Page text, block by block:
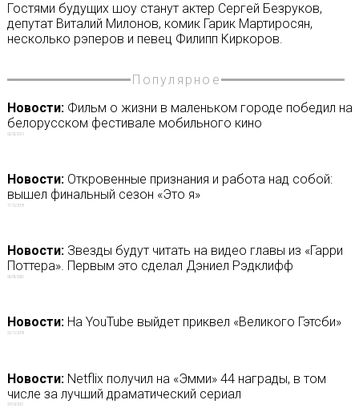
Гостями будущих шоу станут актер Сергей Безруков,
депутат Виталий Милонов, комик Гарик Мартиросян,
несколько рэперов и певец Филипп Киркоров.
Популярное
Новости:Фильм о жизни в маленьком городе победил на
белорусском фестивале мобильного кино
02/02/2019
Новости:Откровенные признания и работа над собой:
вышел финальный сезон «Это я»
17/12/2018
Новости:Звезды будут читать на видео главы из «Гарри
Поттера». Первым это сделал Дэниел Рэдклифф
06/05/2020
Новости:На YouTube выйдет приквел «Великого Гэтсби»
22/11/2018
Новости:Netflix получил на «Эмми» 44 награды, в том
числе за лучший драматический сериал
20/09/2021